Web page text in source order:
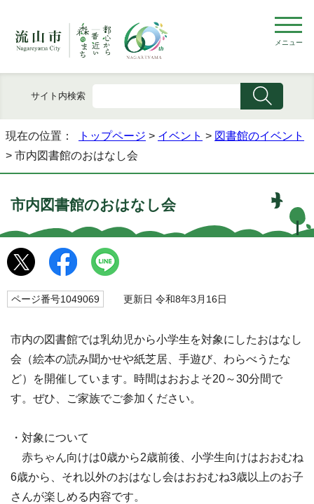
メニュー
サイト内検索
現在の位置： トップページ > イベント > 図書館のイベント
> 市内図書館のおはなし会
市内図書館のおはなし会
ページ番号1049069 更新日 令和8年3月16日
市内の図書館では乳幼児から小学生を対象にしたおはなし
会（絵本の読み聞かせや紙芝居、手遊び、わらべうたな
ど）を開催しています。時間はおおよそ20～30分間で
す。ぜひ、ご家族でご参加ください。
・対象について
赤ちゃん向けは0歳から2歳前後、小学生向けはおおむね
6歳から、それ以外のおはなし会はおおむね3歳以上のお子
さんが楽しめる内容です。